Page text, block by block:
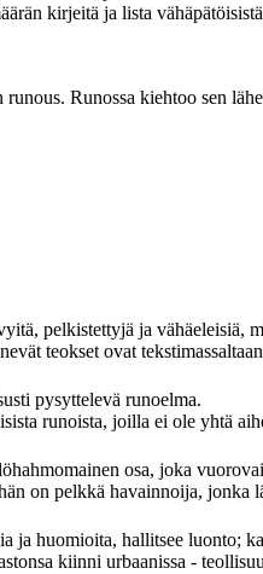
kirjeitä ja lista
Runossa kiehtoo sen
pelkistettyjä ja vähäeleisiä,
teokset ovat
pysyttelevä runoelma.
runoista, joilla ei ole yhtä
osa, joka
on pelkkä havainnoija, jonka
ja huomioita, hallitsee luonto;
kiinni urbaanissa -